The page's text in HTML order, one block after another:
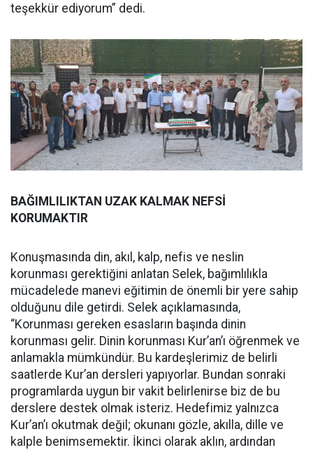
teşekkür ediyorum” dedi.
BAĞIMLILIKTAN UZAK KALMAK NEFSİ
KORUMAKTIR
Konuşmasında din, akıl, kalp, nefis ve neslin
korunması gerektiğini anlatan Selek, bağımlılıkla
mücadelede manevi eğitimin de önemli bir yere sahip
olduğunu dile getirdi. Selek açıklamasında,
“Korunması gereken esasların başında dinin
korunması gelir. Dinin korunması Kur’an’ı öğrenmek ve
anlamakla mümkündür. Bu kardeşlerimiz de belirli
saatlerde Kur’an dersleri yapıyorlar. Bundan sonraki
programlarda uygun bir vakit belirlenirse biz de bu
derslere destek olmak isteriz. Hedefimiz yalnızca
Kur’an’ı okutmak değil; okunanı gözle, akılla, dille ve
kalple benimsemektir. İkinci olarak aklın, ardından